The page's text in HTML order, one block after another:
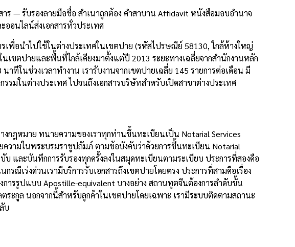
ร — รับรองลายมือชื่อ สำเนาถูกต้อง คำสาบาน Affidavit หนังสือมอบอำนาจ
อนไลน์ส่งเอกสารทั่วประเทศ
พื่อนำไปใช้ในต่างประเทศในเขตปาย (รหัสไปรษณีย์ 58130, ใกล้ห้างใหญ่
ขตปายและพื้นที่ใกล้เคียงมาตั้งแต่ปี 2013 ระยะทางเฉลี่ยจากสำนักงานหลัก
ทีในช่วงเวลาทำงาน เรารับงานจากเขตปายเฉลี่ย 145 รายการต่อเดือน มี
รมในต่างประเทศ ไปจนถึงเอกสารบริษัทสำหรับเปิดสาขาต่างประเทศ
งกฎหมาย ทนายความของเราทุกท่านขึ้นทะเบียนเป็น Notarial Services
วามในพระบรมราชูปถัมภ์ ตามข้อบังคับว่าด้วยการขึ้นทะเบียน Notarial
และบันทึกการรับรองทุกครั้งลงในสมุดทะเบียนตามระเบียบ ประการที่สองคือ
ณีเร่งด่วนเรามีบริการรับเอกสารถึงเขตปายโดยตรง ประการที่สามคือเรื่อง
ารรูปแบบ Apostille-equivalent บางอย่าง สถานทูตจีนต้องการลำดับขั้น
ะกูล นอกจากนี้สำหรับลูกค้าในเขตปายโดยเฉพาะ เรามีระบบติดตามสถานะ
บ